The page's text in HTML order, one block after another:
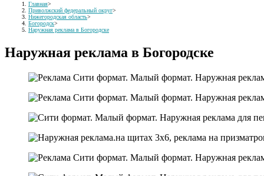
Главная>
Приволжский федеральный округ>
Нижегородская область>
Богородск>
Наружная реклама в Богородске
Наружная реклама в Богородске